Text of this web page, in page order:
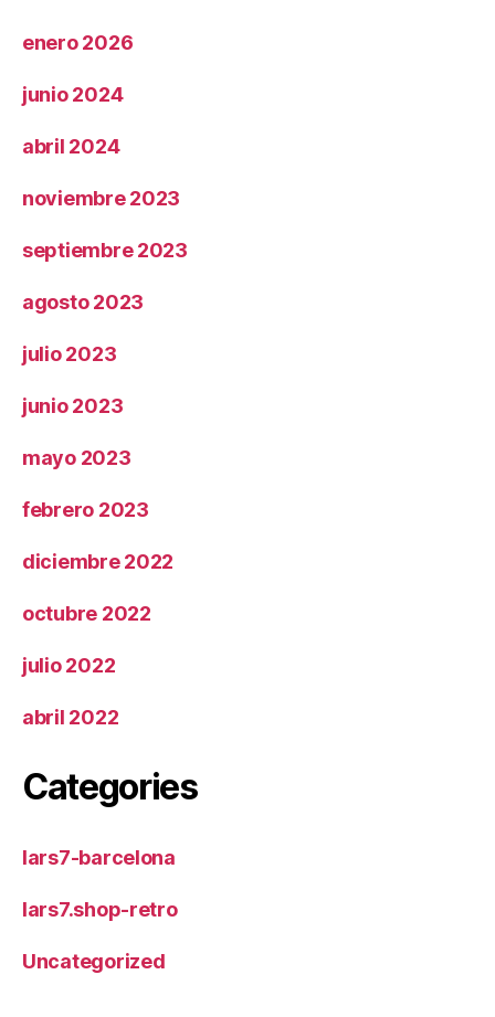
enero 2026
junio 2024
abril 2024
noviembre 2023
septiembre 2023
agosto 2023
julio 2023
junio 2023
mayo 2023
febrero 2023
diciembre 2022
octubre 2022
julio 2022
abril 2022
Categories
lars7-barcelona
lars7.shop-retro
Uncategorized